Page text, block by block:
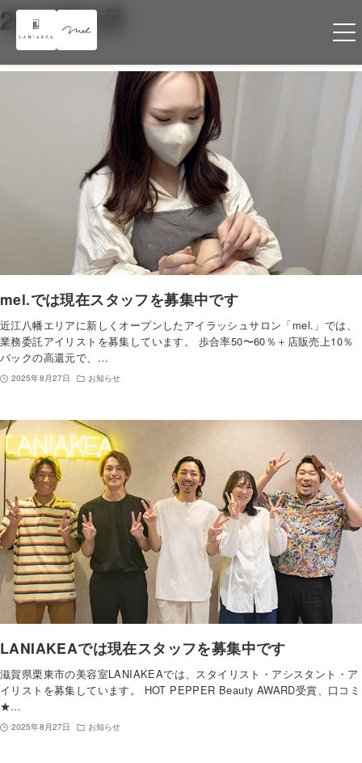
2025年8月
mel.では現在スタッフを募集中です
近江八幡エリアに新しくオープンしたアイラッシュサロン「mel.」では、
業務委託アイリストを募集しています。 歩合率50〜60％＋店販売上10％
バックの高還元で、…
2025年8月27日 お知らせ
LANIAKEAでは現在スタッフを募集中です
滋賀県栗東市の美容室LANIAKEAでは、スタイリスト・アシスタント・ア
イリストを募集しています。 HOT PEPPER Beauty AWARD受賞、口コミ
★…
2025年8月27日 お知らせ